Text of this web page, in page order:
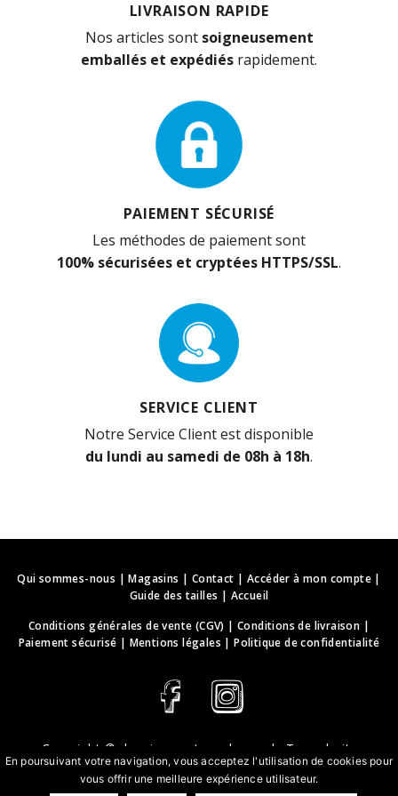
LIVRAISON RAPIDE
Nos articles sont soigneusement
emballés et expédiés rapidement.
PAIEMENT SÉCURISÉ
Les méthodes de paiement sont
100% sécurisées et cryptées HTTPS/SSL.
SERVICE CLIENT
Notre Service Client est disponible
du lundi au samedi de 08h à 18h.
Qui sommes-nous |Magasins | Contact | Accéder à mon compte|
Guide des tailles | Accueil
Conditions générales de vente (CGV) |Conditions de livraison
Paiement sécurisé
Mentions légales |Politique de confidentialité
Copyright © deguisements-cadeaux.ch
. Tous droits
réservés.
En poursuivant votre navigation, vous acceptez l'utilisation de cookies pour
vous offrir une meilleure expérience utilisateur.